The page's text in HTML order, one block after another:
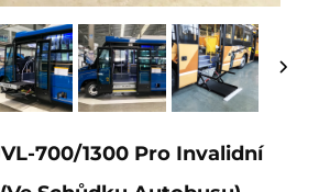
700/1300 Pro Invalidní